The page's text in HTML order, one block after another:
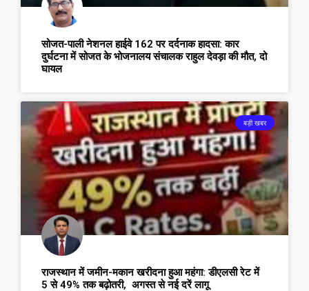
सोजत-पाली नेशनल हाईवे 162 पर दर्दनाक हादसा: कार
दुर्घटना में सोजत के भोजनालय संचालक राहुल देवड़ा की मौत, दो
घायल
बड़ी खबर
राजस्थान में जमीन-मकान खरीदना हुआ महंगा: डीएलसी रेट में
5 से 49% तक बढ़ोतरी, अगस्त से नई दरें लागू